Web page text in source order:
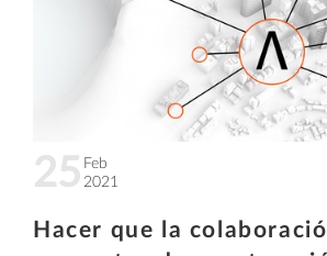
25 Feb
2021
Hacer que la